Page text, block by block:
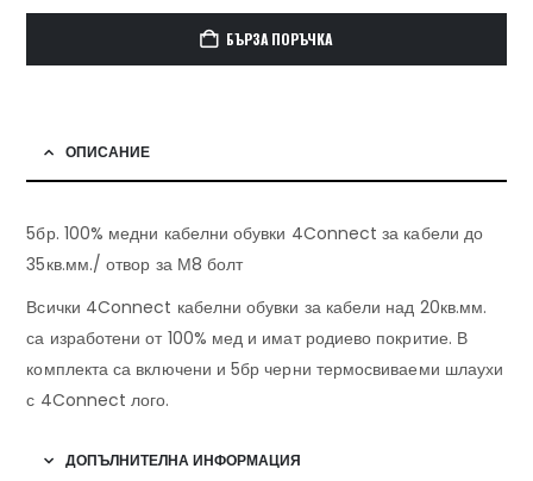
БЪРЗА ПОРЪЧКА
ОПИСАНИЕ
5бр. 100% медни кабелни обувки 4Connect за кабели до
35кв.мм./ отвор за М8 болт
Всички 4Connect кабелни обувки за кабели над 20кв.мм.
са изработени от 100% мед и имат родиево покритие. В
комплекта са включени и 5бр черни термосвиваеми шлаухи
с 4Connect лого.
ДОПЪЛНИТЕЛНА ИНФОРМАЦИЯ